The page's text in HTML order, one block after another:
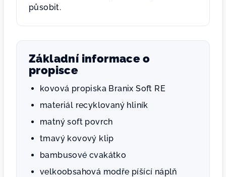
působit.
Základní informace o
propisce
kovová propiska Branix Soft RE
materiál recyklovaný hliník
matný soft povrch
tmavý kovový klip
bambusové cvakátko
velkoobsahová modře píšící náplň